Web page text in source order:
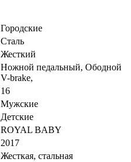
Городские
Сталь
Жесткий
Ножной педальный, Ободной
V-brake,
16
Мужские
Детские
ROYAL BABY
2017
Жесткая, стальная